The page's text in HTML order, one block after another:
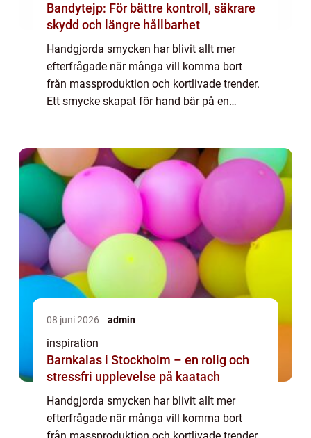
Bandytejp: För bättre kontroll, säkrare
skydd och längre hållbarhet
Handgjorda smycken har blivit allt mer
efterfrågade när många vill komma bort
från massproduktion och kortlivade trender.
Ett smycke skapat för hand bär på en
08 juni 2026 admin
inspiration
Barnkalas i Stockholm – en rolig och
stressfri upplevelse på kaatach
Handgjorda smycken har blivit allt mer
efterfrågade när många vill komma bort